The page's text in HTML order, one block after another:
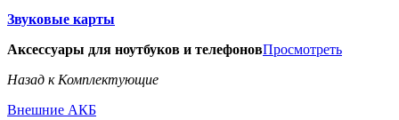
Звуковые карты
Аксессуары для ноутбуков и телефоновПросмотреть
Назад к Комплектующие
Внешние АКБ